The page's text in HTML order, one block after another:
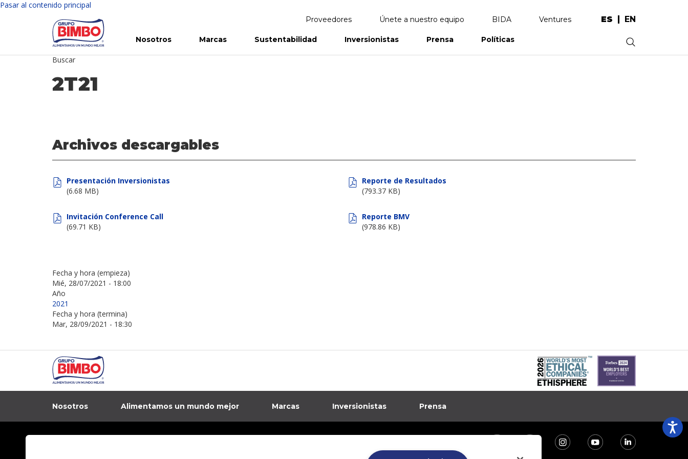
Pasar al contenido principal
Proveedores Únete a nuestro equipo BIDA Ventures ES EN
Nosotros Marcas Sustentabilidad Inversionistas Prensa Políticas
Buscar
.
2T21
Archivos descargables
Presentación Inversionistas
(6.68 MB)
Invitación Conference Call
(69.71 KB)
Reporte de Resultados
(793.37 KB)
Reporte BMV
(978.86 KB)
Fecha y hora (empieza)
Mié, 28/07/2021 - 18:00
Año
2021
Fecha y hora (termina)
Mar, 28/09/2021 - 18:30
Nosotros Alimentamos un mundo mejor Marcas Inversionistas Prensa